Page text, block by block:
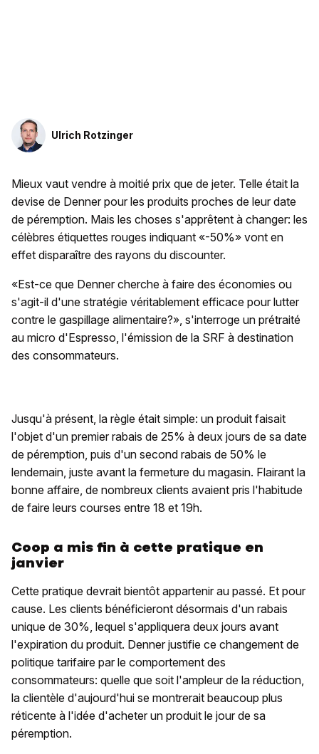
Ulrich Rotzinger
Mieux vaut vendre à moitié prix que de jeter. Telle était la
devise de Denner pour les produits proches de leur date
de péremption. Mais les choses s'apprêtent à changer: les
célèbres étiquettes rouges indiquant «-50%» vont en
effet disparaître des rayons du discounter.
«Est-ce que Denner cherche à faire des économies ou
s'agit-il d'une stratégie véritablement efficace pour lutter
contre le gaspillage alimentaire?», s'interroge un prétraité
au micro d'Espresso, l'émission de la SRF à destination
des consommateurs.
Jusqu'à présent, la règle était simple: un produit faisait
l'objet d'un premier rabais de 25% à deux jours de sa date
de péremption, puis d'un second rabais de 50% le
lendemain, juste avant la fermeture du magasin. Flairant la
bonne affaire, de nombreux clients avaient pris l'habitude
de faire leurs courses entre 18 et 19h.
Coop a mis fin à cette pratique en
janvier
Cette pratique devrait bientôt appartenir au passé. Et pour
cause. Les clients bénéficieront désormais d'un rabais
unique de 30%, lequel s'appliquera deux jours avant
l'expiration du produit. Denner justifie ce changement de
politique tarifaire par le comportement des
consommateurs: quelle que soit l'ampleur de la réduction,
la clientèle d'aujourd'hui se montrerait beaucoup plus
réticente à l'idée d'acheter un produit le jour de sa
péremption.